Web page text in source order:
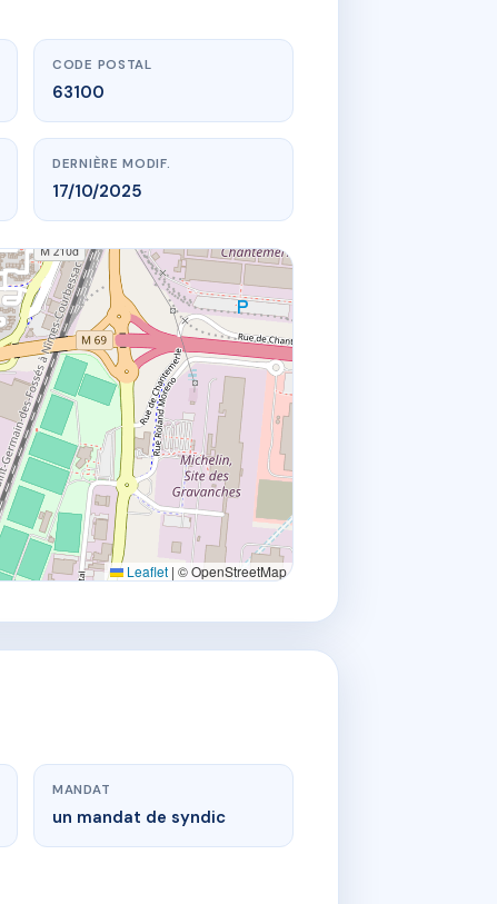
CODE POSTAL
63100
DERNIÈRE MODIF.
17/10/2025
Leaflet | © OpenStreetMap
MANDAT
un mandat de syndic